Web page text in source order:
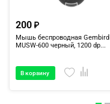
200
Мышь беспроводная Gembird
MUSW-600 черный, 1200 dp...
В корзину